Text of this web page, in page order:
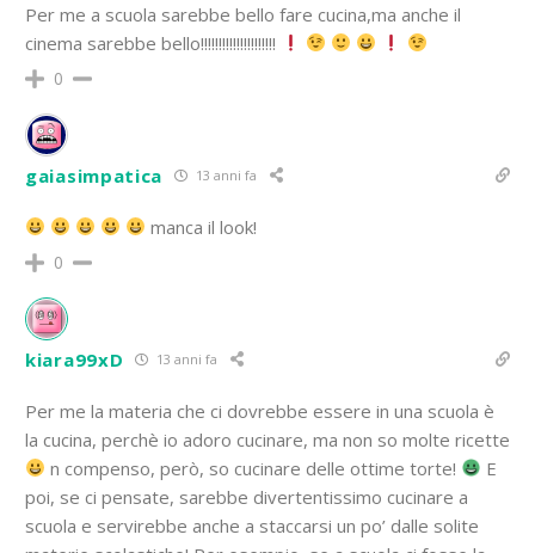
Per me a scuola sarebbe bello fare cucina,ma anche il
cinema sarebbe bello!!!!!!!!!!!!!!!!!!!!!
0
gaiasimpatica 13 anni fa
manca il look!
0
kiara99xD 13 anni fa
Per me la materia che ci dovrebbe essere in una scuola è
la cucina, perchè io adoro cucinare, ma non so molte ricette
n compenso, però, so cucinare delle ottime torte!
E
poi, se ci pensate, sarebbe divertentissimo cucinare a
scuola e servirebbe anche a staccarsi un po’ dalle solite